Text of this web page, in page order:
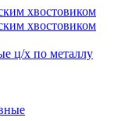
хвостовиком
хвостовиком
ц/х по металлу